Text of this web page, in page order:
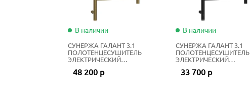
В наличии
СУНЕРЖА ГАЛАНТ 3.1
ПОЛОТЕНЦЕСУШИТЕЛЬ
ЭЛЕКТРИЧЕСКИЙ
СОСТАРЕННАЯ БРОНЗА
48 200 р
В наличии
СУНЕРЖА ГАЛАНТ 3.1
ПОЛОТЕНЦЕСУШИТЕЛЬ
ЭЛЕКТРИЧЕСКИЙ
МАТОВЫЙ ЧЁРНЫЙ
33 700 р